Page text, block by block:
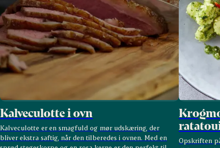
Kalveculotte i ovn
Kalveculotte er en smagfuld og mør udskæring, der
bliver ekstra saftig, når den tilberedes i ovnen. Med en
Opskriften